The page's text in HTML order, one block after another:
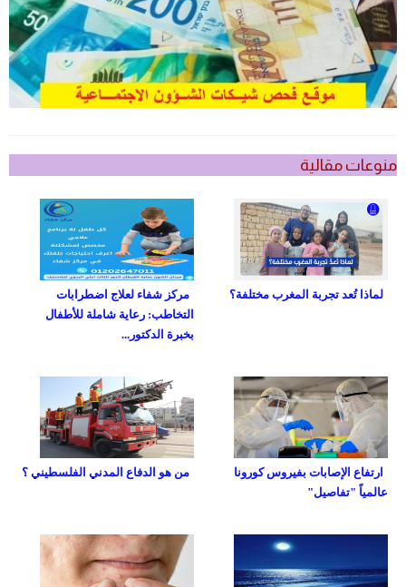
منوعات مقالية
مركز شفاء لعلاج اضطرابات
التخاطب: رعاية شاملة للأطفال
بخبرة الدكتور...
لماذا تُعد تجربة المغرب مختلفة؟
من هو الدفاع المدني الفلسطيني ؟
ارتفاع الإصابات بفيروس كورونا
عالمياً "تفاصيل"